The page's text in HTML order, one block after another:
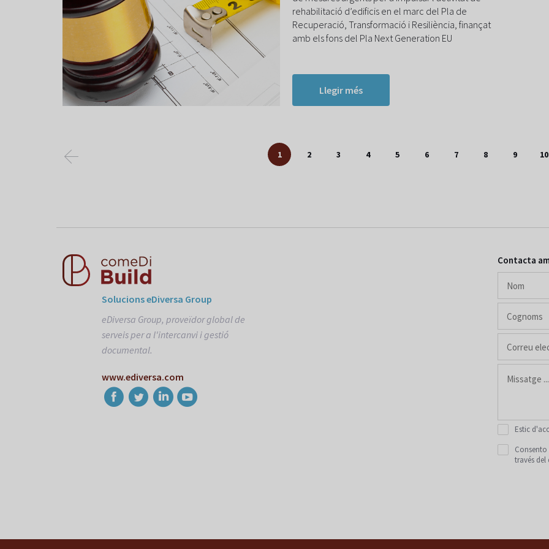
rehabilitació d’edificis en el marc del Pla de
Recuperació, Transformació i Resiliència, finançat
amb els fons del Pla Next Generation EU
Llegir més
1 2 3 4 5 6 7 8 9 10
Solucions eDiversa Group
eDiversa Group, proveïdor global de
serveis per a l'intercanvi i gestió
documental.
www.ediversa.com
Contacta
Estic
través del